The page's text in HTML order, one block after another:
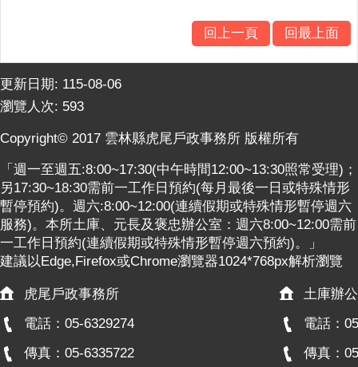
相
關
結
網
站
導
覽
檢
索
查
詢
相
回上一頁 回最上面
更新日期: 115-08-06
瀏覽人次: 593
Copyright© 2017 雲林縣虎尾戶政事務所 版權所有
「週一至週五:8:00~17:30(中午時間12:00~13:30照常受理)；
另17:30~18:30需前一工作日預約(每月最後一日或特殊情形
暫停預約)。週六:8:00~12:00(連續假期或特殊情形暫停週六
服務)。本所土庫、元長及褒忠辦公室：週六8:00~12:00需前
一工作日預約(連續假期或特殊情形暫停週六預約)。」
建議以Edge,Firefox或Chrome瀏覽器1024*768px解析瀏覽
虎尾戶政事務所
電話：05-6329274
傳真：05-6335722
土庫辦
電話：
傳真：